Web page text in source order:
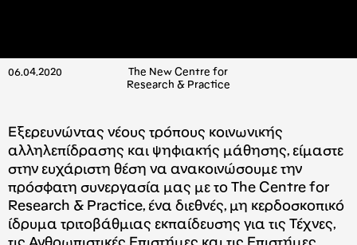
06.04.2020
The New Centre for
Research & Practice
Εξερευνώντας νέους τρόπους κοινωνικής
αλληλεπίδρασης και ψηφιακής μάθησης, είμαστε
στην ευχάριστη θέση να ανακοινώσουμε την
πρόσφατη συνεργασία μας με το The Centre for
Research & Practice, ένα διεθνές, μη κερδοσκοπικό
ίδρυμα τριτοβάθμιας εκπαίδευσης για τις Τέχνες,